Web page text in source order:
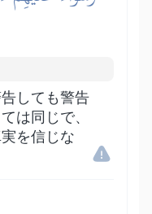
しても警告
は同じで、
を信じな